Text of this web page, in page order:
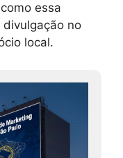
essa
no
local.